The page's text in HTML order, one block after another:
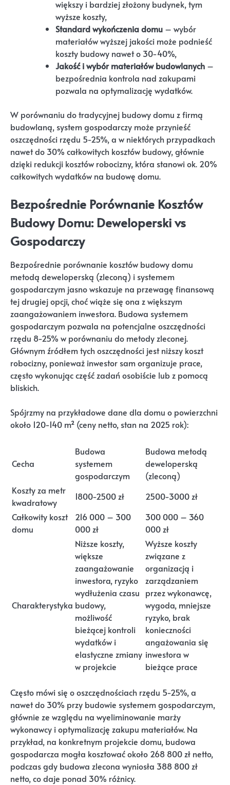
większy i bardziej złożony budynek, tym
wyższe koszty,
Standard wykończenia domu – wybór
materiałów wyższej jakości może podnieść
koszty budowy nawet o 30-40%,
Jakość i wybór materiałów budowlanych –
bezpośrednia kontrola nad zakupami
pozwala na optymalizację wydatków.
W porównaniu do tradycyjnej budowy domu z firmą
budowlaną, system gospodarczy może przynieść
oszczędności rzędu 5-25%, a w niektórych przypadkach
nawet do 30% całkowitych kosztów budowy, głównie
dzięki redukcji kosztów robocizny, która stanowi ok. 20%
całkowitych wydatków na budowę domu.
Bezpośrednie Porównanie Kosztów
Budowy Domu: Deweloperski vs
Gospodarczy
Bezpośrednie porównanie kosztów budowy domu
metodą deweloperską (zleconą) i systemem
gospodarczym jasno wskazuje na przewagę finansową
tej drugiej opcji, choć wiąże się ona z większym
zaangażowaniem inwestora. Budowa systemem
gospodarczym pozwala na potencjalne oszczędności
rzędu 8-25% w porównaniu do metody zleconej.
Głównym źródłem tych oszczędności jest niższy koszt
robocizny, ponieważ inwestor sam organizuje prace,
często wykonując część zadań osobiście lub z pomocą
bliskich.
Spójrzmy na przykładowe dane dla domu o powierzchni
około 120-140 m² (ceny netto, stan na 2025 rok):
Cecha
Budowa
systemem
gospodarczym
Budowa metodą
deweloperską
(zleconą)
Koszty za metr
kwadratowy
1800-2500 zł
2500-3000 zł
Całkowity koszt
domu
216 000 – 300
000 zł
300 000 – 360
000 zł
Charakterystyka
Niższe koszty,
większe
zaangażowanie
inwestora, ryzyko
wydłużenia czasu
budowy,
możliwość
bieżącej kontroli
wydatków i
elastyczne zmiany
w projekcie
Wyższe koszty
związane z
organizacją i
zarządzaniem
przez wykonawcę,
wygoda, mniejsze
ryzyko, brak
konieczności
angażowania się
inwestora w
bieżące prace
Często mówi się o oszczędnościach rzędu 5-25%, a
nawet do 30% przy budowie systemem gospodarczym,
głównie ze względu na wyeliminowanie marży
wykonawcy i optymalizację zakupu materiałów. Na
przykład, na konkretnym projekcie domu, budowa
gospodarcza mogła kosztować około 268 800 zł netto,
podczas gdy budowa zlecona wyniosła 388 800 zł
netto, co daje ponad 30% różnicy.